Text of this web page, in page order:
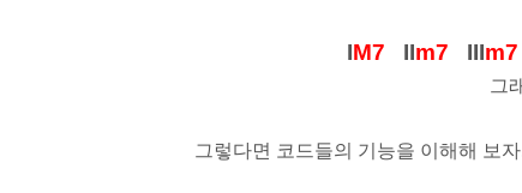
IM7 IIm7 IIIm7
그
그렇다면 코드들의 기능을 이해해 보